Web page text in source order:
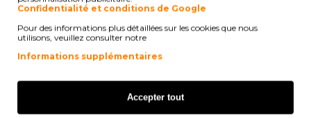
Brother P-Touch QL 820 NW
Brother P-Touch QL 820 Series
Brother P-Touch QL 1100
Confidentialité et conditions de Google
Pour des informations plus détaillées sur les cookies que nous
utilisons, veuillez consulter notre
Informations supplémentaires
Accepter tout